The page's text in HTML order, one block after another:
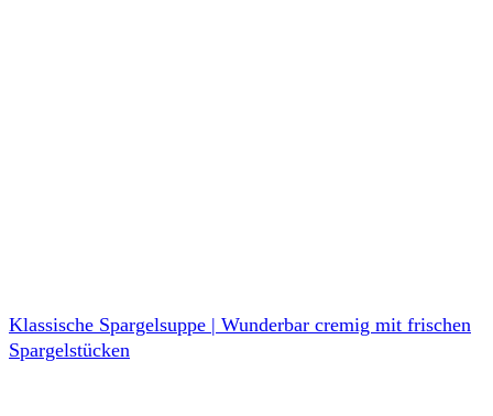
Klassische Spargelsuppe | Wunderbar cremig mit frischen
Spargelstücken